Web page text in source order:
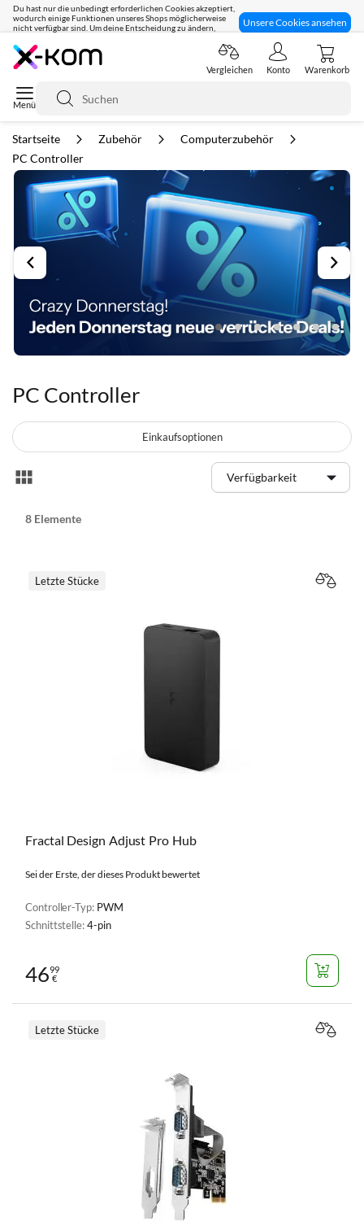
Du hast nur die unbedingt erforderlichen Cookies akzeptiert,
wodurch einige Funktionen unseres Shops möglicherweise
nicht verfügbar sind. Um deine Entscheidung zu ändern,
Unsere Cookies ansehen
Seit 8 Jahren für dich da!
Suche
Vergleichen Konto Warenkorb
Startseite Zubehör
Computerzubehör
PC Controller
PC Controller
Anzeigen
Liste
8 Elemente
Fractal Design Adjust Pro Hub
Sei der Erste, der dieses Produkt bewertet
Controller-Typ: PWM
Schnittstelle:4-pin
Letzte Stücke
4699
€
Letzte Stücke
Einkaufsoptionen